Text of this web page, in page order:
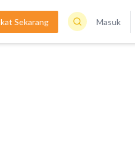
Sekarang Masuk